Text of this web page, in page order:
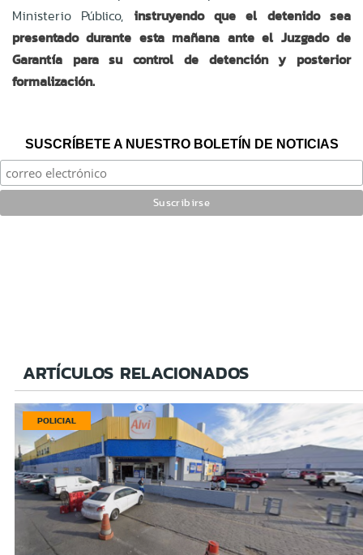
Ministerio Público, instruyendo que el detenido sea
presentado durante esta mañana ante el Juzgado de
Garantía para su control de detención y posterior
formalización.
SUSCRÍBETE A NUESTRO BOLETÍN DE NOTICIAS
ARTÍCULOS RELACIONADOS
POLICIAL